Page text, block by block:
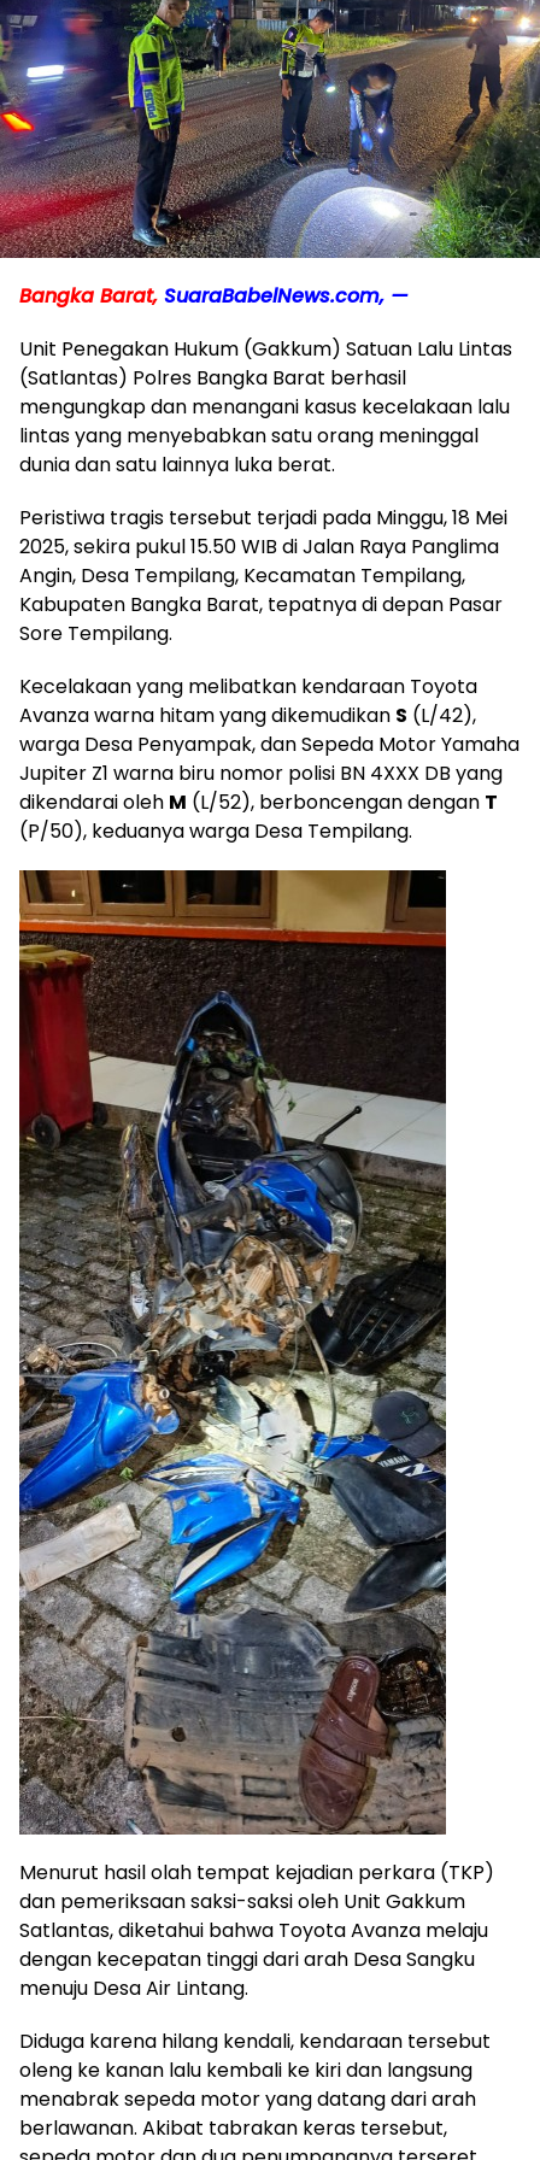
Bangka Barat, SuaraBabelNews.com, —
Unit Penegakan Hukum (Gakkum) Satuan Lalu Lintas
(Satlantas) Polres Bangka Barat berhasil
mengungkap dan menangani kasus kecelakaan lalu
lintas yang menyebabkan satu orang meninggal
dunia dan satu lainnya luka berat.
Peristiwa tragis tersebut terjadi pada Minggu, 18 Mei
2025, sekira pukul 15.50 WIB di Jalan Raya Panglima
Angin, Desa Tempilang, Kecamatan Tempilang,
Kabupaten Bangka Barat, tepatnya di depan Pasar
Sore Tempilang.
Kecelakaan yang melibatkan kendaraan Toyota
Avanza warna hitam yang dikemudikan S (L/42),
warga Desa Penyampak, dan Sepeda Motor Yamaha
Jupiter Z1 warna biru nomor polisi BN 4XXX DB yang
dikendarai oleh M (L/52), berboncengan dengan T
(P/50), keduanya warga Desa Tempilang.
Menurut hasil olah tempat kejadian perkara (TKP)
dan pemeriksaan saksi-saksi oleh Unit Gakkum
Satlantas, diketahui bahwa Toyota Avanza melaju
dengan kecepatan tinggi dari arah Desa Sangku
menuju Desa Air Lintang.
Diduga karena hilang kendali, kendaraan tersebut
oleng ke kanan lalu kembali ke kiri dan langsung
menabrak sepeda motor yang datang dari arah
berlawanan. Akibat tabrakan keras tersebut,